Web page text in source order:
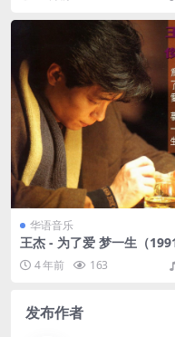
华语音乐
王杰 - 为了爱 梦一生（
FLAC/分轨/251M）
4 年前 163
发布作者